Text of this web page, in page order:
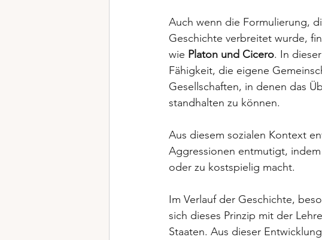
Auch wenn die Formulierung,
Geschichte verbreitet wurde,
wie Platon und Cicero. In
Fähigkeit, die eigene
Gesellschaften, in denen das
standhalten zu können.
Aus diesem sozialen Kontext
Aggressionen entmutigt,
oder zu kostspielig macht.
Im Verlauf der Geschichte,
sich dieses Prinzip mit der
Staaten. Aus dieser